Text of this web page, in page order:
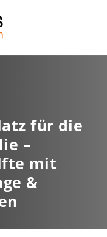
für die
–
mit
&